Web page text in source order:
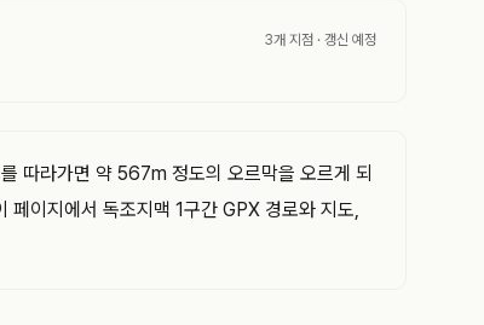
3개 지점 · 갱신 예정
따라가면 약 567m 정도의 오르막을 오르게 되
페이지에서 독조지맥 1구간 GPX 경로와 지도,